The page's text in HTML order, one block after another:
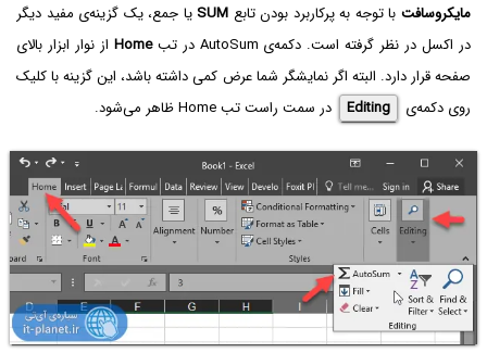
مایکروسافتبا توجه به پرکاربرد بودن تابع SUM یا جمع، یک گزینه‌ی مفید دیگر
در اکسل در نظر گرفته است. دکمه‌ی AutoSum در تب
Home از نوار ابزار بالای
صفحه قرار دارد. البته اگر نمایشگر شما عرض کمی داشته باشد، این گزینه با کلیک
روی دکمه‌ی
Editing در سمت راست تب Home ظاهر می‌شود.